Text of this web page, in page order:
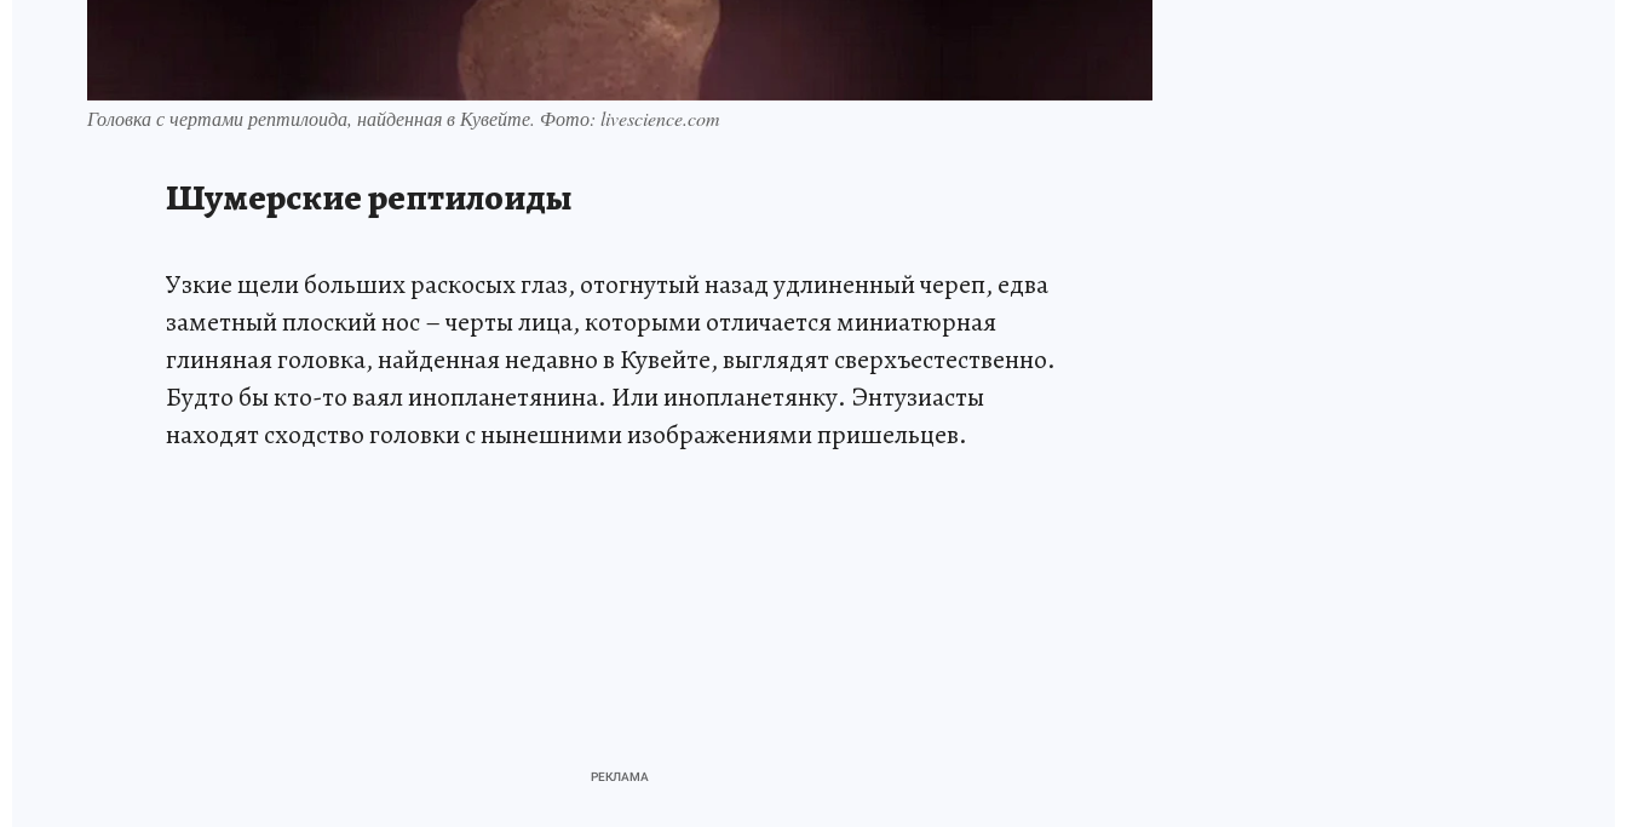
Головка с чертами рептилоида, найденная в Кувейте. Фото: livescience.com
Шумерские рептилоиды
Узкие щели больших раскосых глаз, отогнутый назад удлиненный череп, едва
заметный плоский нос – черты лица, которыми отличается миниатюрная
глиняная головка, найденная недавно в Кувейте, выглядят сверхъестественно.
Будто бы кто-то ваял инопланетянина. Или инопланетянку. Энтузиасты
находят сходство головки с нынешними изображениями пришельцев.